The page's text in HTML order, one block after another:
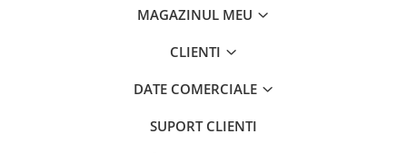
MAGAZINUL MEU
CLIENTI
DATE COMERCIALE
SUPORT CLIENTI